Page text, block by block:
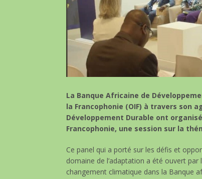
La Banque Africaine de
la Francophonie (OIF) à travers son
Développement Durable ont
Francophonie, une session sur la
Ce panel qui a porté sur les défis et
domaine de l’adaptation a été ouvert
changement climatique dans la Banque